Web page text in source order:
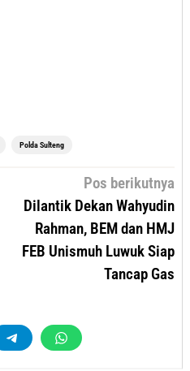
Polda Sulteng
Pos berikutnya
Dilantik Dekan Wahyudin
Rahman, BEM dan HMJ
FEB Unismuh Luwuk Siap
Tancap Gas